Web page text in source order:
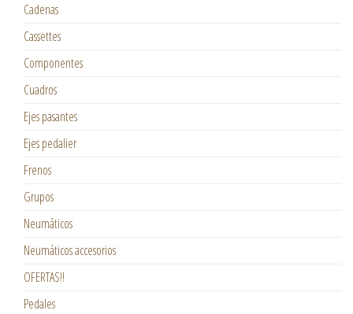
Cadenas
Cassettes
Componentes
Cuadros
Ejes pasantes
Ejes pedalier
Frenos
Grupos
Neumáticos
Neumáticos accesorios
OFERTAS!!
Pedales